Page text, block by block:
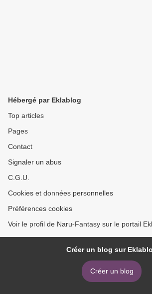
Hébergé par Eklablog
Top articles
Pages
Contact
Signaler un abus
C.G.U.
Cookies et données personnelles
Préférences cookies
Voir le profil de Naru-Fantasy sur le portail
Créer un blog sur
Créer un blog